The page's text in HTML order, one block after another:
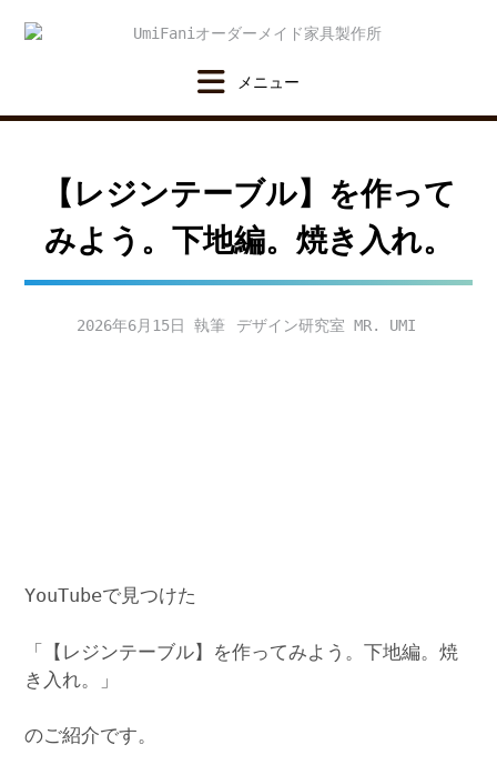
【レジンテーブル】を作って
みよう。下地編。焼き入れ。
2026年6月15日 デザイン研究室 MR. UMI
YouTubeで見つけた
「【レジンテーブル】を作ってみよう。下地編。焼
き入れ。」
のご紹介です。